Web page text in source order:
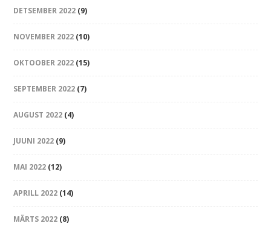
DETSEMBER 2022 (9)
NOVEMBER 2022 (10)
OKTOOBER 2022 (15)
SEPTEMBER 2022 (7)
AUGUST 2022 (4)
JUUNI 2022 (9)
MAI 2022 (12)
APRILL 2022 (14)
MÄRTS 2022 (8)